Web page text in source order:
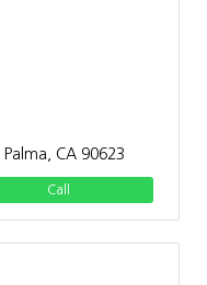
CA 90623
Call